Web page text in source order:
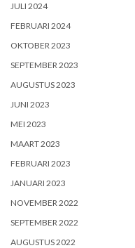
JULI 2024
FEBRUARI 2024
OKTOBER 2023
SEPTEMBER 2023
AUGUSTUS 2023
JUNI 2023
MEI 2023
MAART 2023
FEBRUARI 2023
JANUARI 2023
NOVEMBER 2022
SEPTEMBER 2022
AUGUSTUS 2022